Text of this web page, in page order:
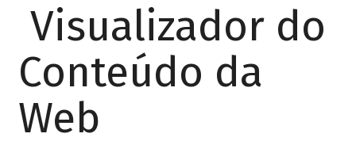
Visualizador do
Conteúdo da
Web